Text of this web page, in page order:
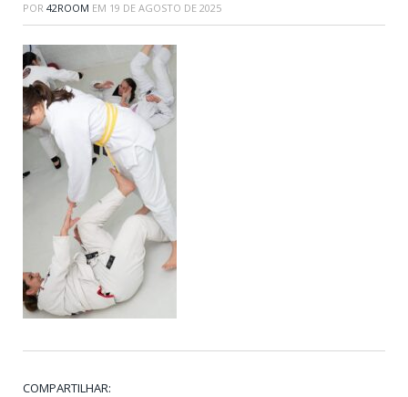
POR 42ROOM EM 19 DE AGOSTO DE 2025
COMPARTILHAR: